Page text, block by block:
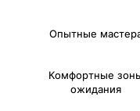
Опытные
Комфортные
ожидания